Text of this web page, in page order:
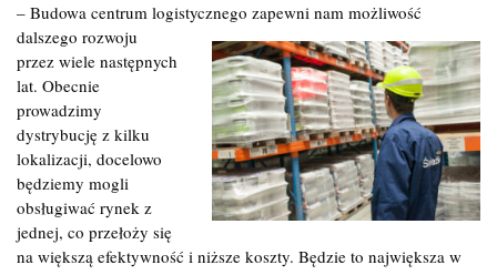
– Budowa centrum logistycznego zapewni nam możliwość
dalszego rozwoju
przez wiele następnych
lat. Obecnie
prowadzimy
dystrybucję z kilku
lokalizacji, docelowo
będziemy mogli
obsługiwać rynek z
jednej, co przełoży się
na większą efektywność i niższe koszty. Będzie to największa w